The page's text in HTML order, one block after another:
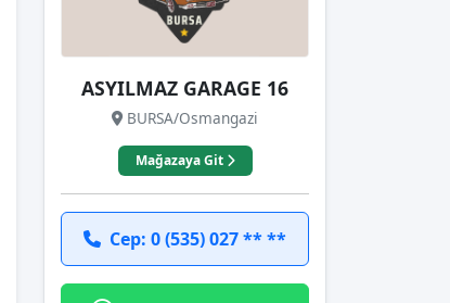
ASYILMAZ GARAGE 16
BURSA/Osmangazi
Mağazaya Git
Cep: 0 (535) 027 ** **